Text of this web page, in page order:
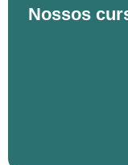
Nossos